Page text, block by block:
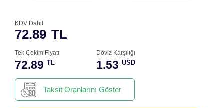
72.89 TL
KDV Dahil
Tek Çekim Fiyatı
72.89 TL
Döviz Karşılığı
1.53 USD
Taksit Oranlarını Göster